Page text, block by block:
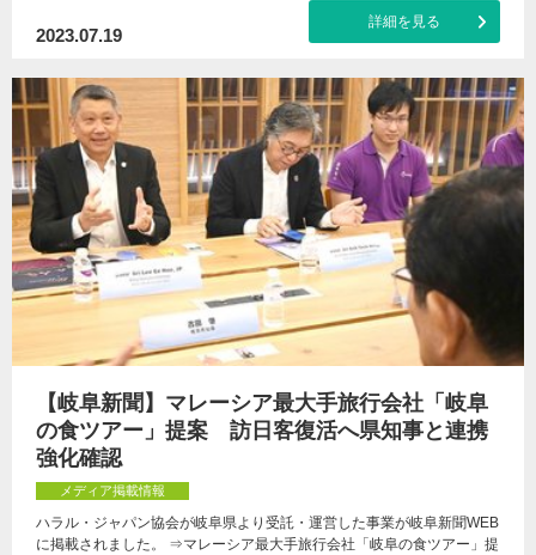
2023.07.19
詳細を見る
【岐阜新聞】マレーシア最大手旅行会社「岐阜
の食ツアー」提案 訪日客復活へ県知事と連携
強化確認
メディア掲載情報
ハラル・ジャパン協会が岐阜県より受託・運営した事業が岐阜新聞WEB
に掲載されました。 ⇒マレーシア最大手旅行会社「岐阜の食ツアー」提